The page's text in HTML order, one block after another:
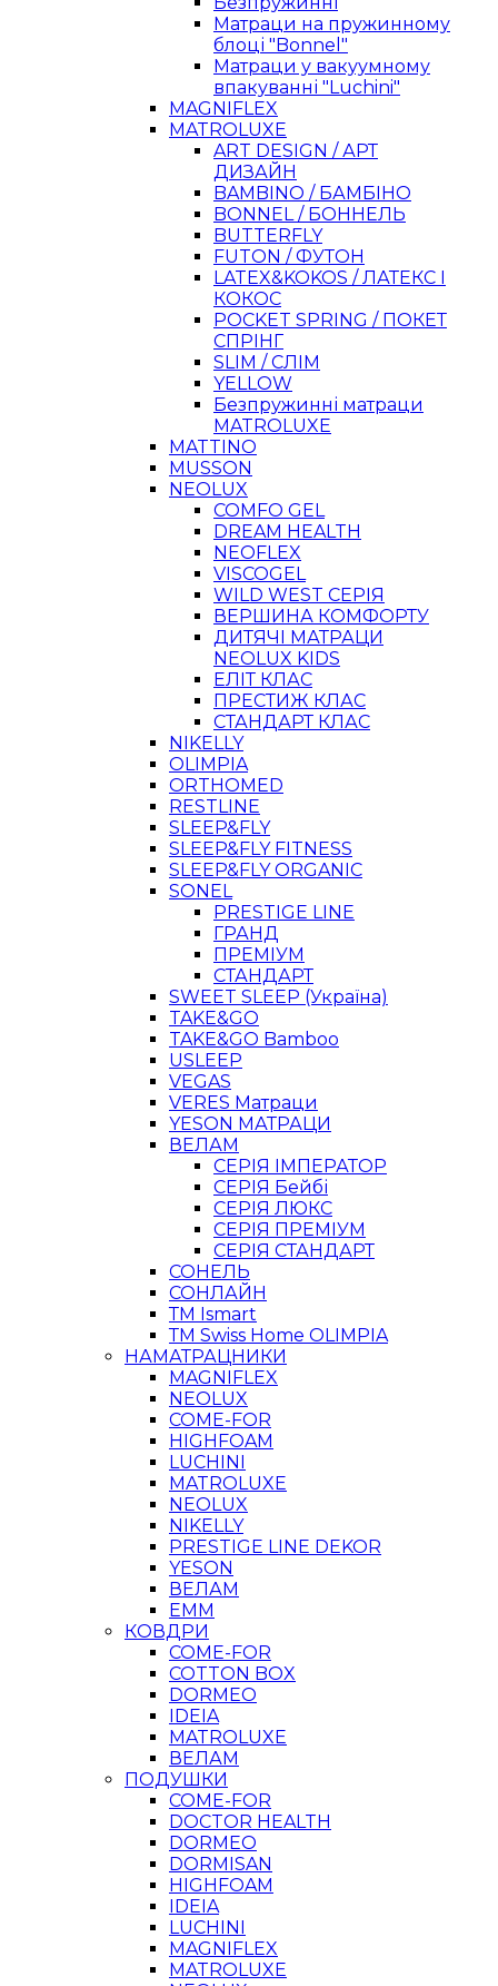
Матраци на пружинному
блоці "Bonnel"
Матраци у вакуумному
впакуванні "Luchini"
MAGNIFLEX
MATROLUXE
ART DESIGN / АРТ
ДИЗАЙН
BAMBINO / БАМБІНО
BONNEL / БОННЕЛЬ
BUTTERFLY
FUTON / ФУТОН
LATEX&KOKOS / ЛАТЕКС І
КОКОС
POCKET SPRING / ПОКЕТ
СПРІНГ
SLIM / СЛІМ
YELLOW
Безпружинні матраци
MATROLUXE
MATTINO
MUSSON
NEOLUX
COMFO GEL
DREAM HEALTH
NEOFLEX
VISCOGEL
WILD WEST СЕРІЯ
ВЕРШИНА КОМФОРТУ
ДИТЯЧІ МАТРАЦИ
NEOLUX KIDS
ЕЛІТ КЛАС
ПРЕСТИЖ КЛАС
СТАНДАРТ КЛАС
NIKELLY
OLIMPIA
ORTHOMED
RESTLINE
SLEEP&FLY
SLEEP&FLY FITNESS
SLEEP&FLY ORGANIC
SONEL
PRESTIGE LINE
ГРАНД
ПРЕМІУМ
СТАНДАРТ
SWEET SLEEP (Україна)
TAKE&GO
TAKE&GO Bamboo
USLEEP
VEGAS
VERES Матраци
YESON МАТРАЦИ
ВЕЛАМ
СЕРІЯ ІМПЕРАТОР
СЕРІЯ Бейбі
СЕРІЯ ЛЮКС
СЕРІЯ ПРЕМІУМ
СЕРІЯ СТАНДАРТ
СОНЕЛЬ
СОНЛАЙН
ТМ Ismart
ТМ Swiss Home OLIMPIA
НАМАТРАЦНИКИ
MAGNIFLEX
NEOLUX
COME-FOR
HIGHFOAM
LUCHINI
MATROLUXE
NEOLUX
NIKELLY
PRESTIGE LINE DEKOR
YESON
ВЕЛАМ
ЕММ
КОВДРИ
COME-FOR
COTTON BOX
DORMEO
IDEIA
MATROLUXE
ВЕЛАМ
ПОДУШКИ
COME-FOR
DOCTOR HEALTH
DORMEO
DORMISAN
HIGHFOAM
IDEIA
LUCHINI
MAGNIFLEX
MATROLUXE